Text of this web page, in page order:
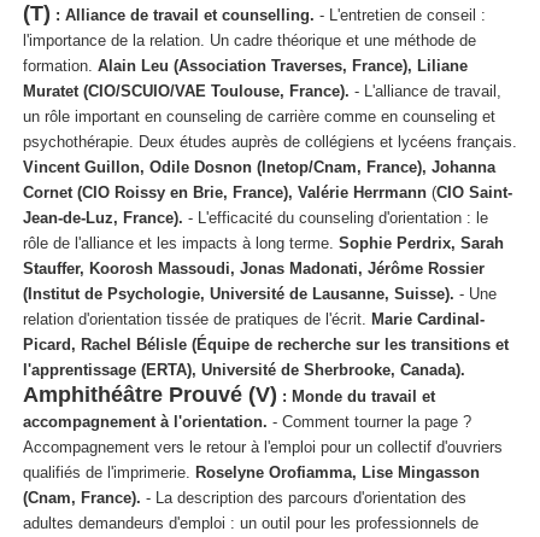
(T) : Alliance de travail et counselling. - L'entretien de conseil :
l'importance de la relation. Un cadre théorique et une méthode de
formation. Alain Leu (Association Traverses, France), Liliane
Muratet (CIO/SCUIO/VAE Toulouse, France). - L'alliance de travail,
un rôle important en counseling de carrière comme en counseling et
psychothérapie. Deux études auprès de collégiens et lycéens français.
Vincent Guillon, Odile Dosnon (Inetop/Cnam, France), Johanna
Cornet (CIO Roissy en Brie, France), Valérie Herrmann (CIO Saint-
Jean-de-Luz, France). - L'efficacité du counseling d'orientation : le
rôle de l'alliance et les impacts à long terme. Sophie Perdrix, Sarah
Stauffer, Koorosh Massoudi, Jonas Madonati, Jérôme Rossier
(Institut de Psychologie, Université de Lausanne, Suisse). - Une
relation d'orientation tissée de pratiques de l'écrit. Marie Cardinal-
Picard, Rachel Bélisle (Équipe de recherche sur les transitions et
l'apprentissage (ERTA), Université de Sherbrooke, Canada).
Amphithéâtre Prouvé (V) : Monde du travail et
accompagnement à l'orientation. - Comment tourner la page ?
Accompagnement vers le retour à l'emploi pour un collectif d'ouvriers
qualifiés de l'imprimerie. Roselyne Orofiamma, Lise Mingasson
(Cnam, France). - La description des parcours d'orientation des
adultes demandeurs d'emploi : un outil pour les professionnels de